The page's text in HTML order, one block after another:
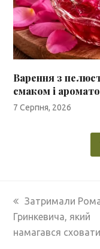
Варення з
смаком і
7 Серпня, 2026
previous
post:
Затримали
Гринкевича, який
намагався